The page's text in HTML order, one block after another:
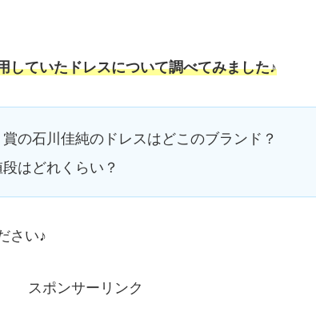
していたドレスについて調べてみました♪
の石川佳純のドレスはどこのブランド？
はどれくらい？
さい♪
スポンサーリンク